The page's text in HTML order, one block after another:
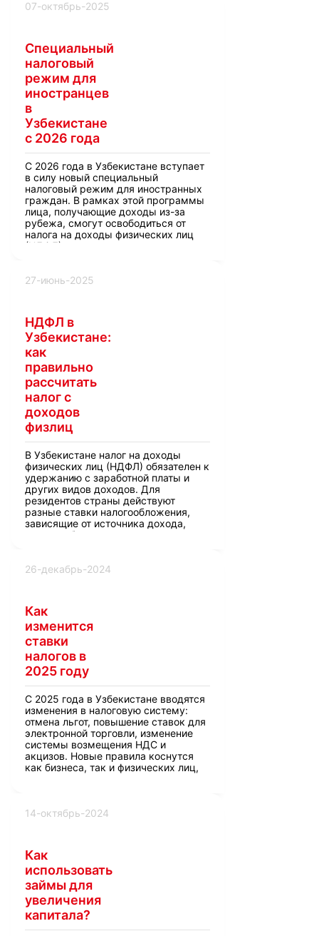
07-октябрь-2025
Специальный
налоговый
режим для
иностранцев
в
Узбекистане
с 2026 года
С 2026 года в Узбекистане вступает
в силу новый специальный
налоговый режим для иностранных
граждан. В рамках этой программы
лица, получающие доходы из-за
рубежа, смогут освободиться от
налога на доходы физических лиц
(НДФЛ).
27-июнь-2025
НДФЛ в
Узбекистане:
как
правильно
рассчитать
налог с
доходов
физлиц
В Узбекистане налог на доходы
физических лиц (НДФЛ) обязателен к
удержанию с заработной платы и
других видов доходов. Для
резидентов страны действуют
разные ставки налогообложения,
зависящие от источника дохода,
места работы и региона.
26-декабрь-2024
Как
изменится
ставки
налогов в
2025 году
С 2025 года в Узбекистане вводятся
изменения в налоговую систему:
отмена льгот, повышение ставок для
электронной торговли, изменение
системы возмещения НДС и
акцизов. Новые правила коснутся
как бизнеса, так и физических лиц,
14-октябрь-2024
Как
использовать
займы для
увеличения
капитала?